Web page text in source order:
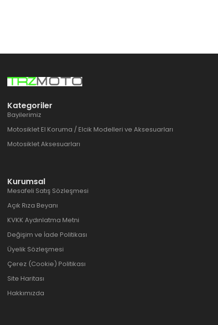
Kategoriler
Bayilerimiz
Motosiklet El Koruma / Elcik Modelleri ve Aksesuarları
Motosiklet Aksesuarları
Kurumsal
Mesafeli Satış Sözleşmesi
Açık Rıza Beyanı
KVKK Aydınlatma Metni
Değişim ve İade Politikası
Üyelik Sözleşmesi
Çerez (Cookie) Politikası
Site Haritası
Hakkımızda